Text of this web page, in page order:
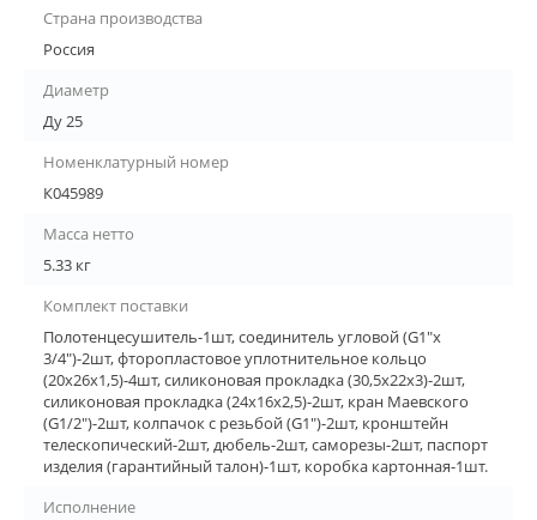
Страна производства
Россия
Диаметр
Ду 25
Номенклатурный номер
К045989
Масса нетто
5.33 кг
Комплект поставки
Полотенцесушитель-1шт, соединитель угловой (G1"х
3/4")-2шт, фторопластовое уплотнительное кольцо
(20х26х1,5)-4шт, силиконовая прокладка (30,5х22х3)-2шт,
силиконовая прокладка (24х16х2,5)-2шт, кран Маевского
(G1/2")-2шт, колпачок с резьбой (G1")-2шт, кронштейн
телескопический-2шт, дюбель-2шт, саморезы-2шт, паспорт
изделия (гарантийный талон)-1шт, коробка картонная-1шт.
Исполнение